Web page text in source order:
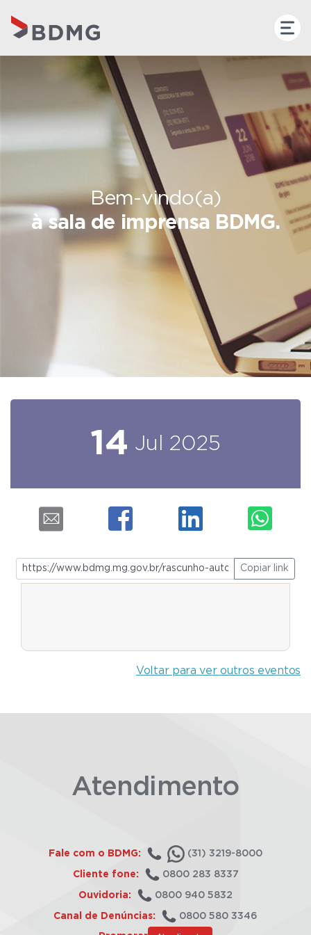
Bem-vindo(a)
à sala de imprensa BDMG.
14 Jul 2025
Copiar link
Voltar para ver outros eventos
Atendimento
Fale com o BDMG: (31) 3219-8000
Cliente fone: 0800 283 8337
Ouvidoria: 0800 940 5832
Canal de Denúncias: 0800 580 3346